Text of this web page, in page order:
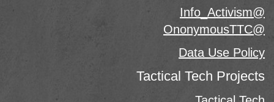
@Info_Activism
@OnonymousTTC
Data Use Policy
Tactical Tech Projects